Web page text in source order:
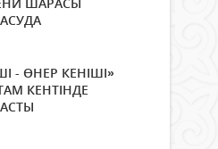
- ӨНЕР КЕНІШІ»
КЕНТІНДЕ